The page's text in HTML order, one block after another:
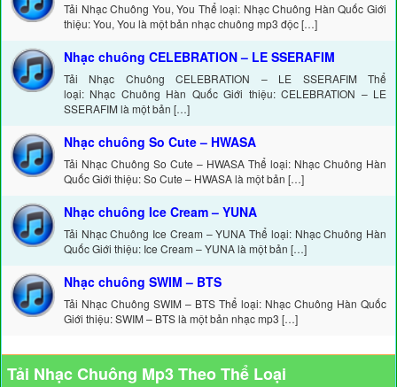
Tải Nhạc Chuông You, You Thể loại: Nhạc Chuông Hàn Quốc Giới
thiệu: You, You là một bản nhạc chuông mp3 độc […]
Nhạc chuông CELEBRATION – LE SSERAFIM
Tải Nhạc Chuông CELEBRATION – LE SSERAFIM Thể
loại: Nhạc Chuông Hàn Quốc Giới thiệu: CELEBRATION – LE
SSERAFIM là một bản […]
Nhạc chuông So Cute – HWASA
Tải Nhạc Chuông So Cute – HWASA Thể loại: Nhạc Chuông Hàn
Quốc Giới thiệu: So Cute – HWASA là một bản […]
Nhạc chuông Ice Cream – YUNA
Tải Nhạc Chuông Ice Cream – YUNA Thể loại: Nhạc Chuông Hàn
Quốc Giới thiệu: Ice Cream – YUNA là một bản […]
Nhạc chuông SWIM – BTS
Tải Nhạc Chuông SWIM – BTS Thể loại: Nhạc Chuông Hàn Quốc
Giới thiệu: SWIM – BTS là một bản nhạc mp3 […]
Tải Nhạc Chuông Mp3 Theo Thể Loại